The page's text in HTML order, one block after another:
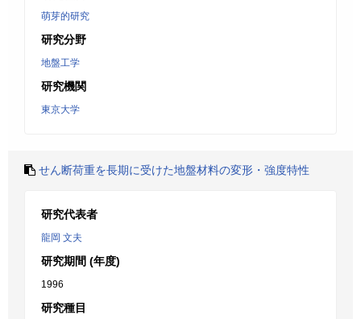
萌芽的研究
研究分野
地盤工学
研究機関
東京大学
せん断荷重を長期に受けた地盤材料の変形・強度特性
研究代表者
龍岡 文夫
研究期間 (年度)
1996
研究種目